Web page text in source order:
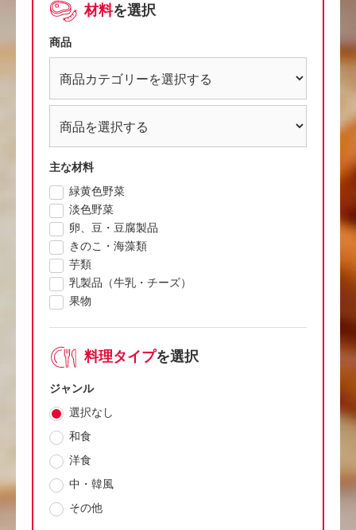
材料を選択
商品
主な材料
緑黄色野菜
淡色野菜
卵、豆・豆腐製品
きのこ・海藻類
芋類
乳製品（牛乳・チーズ）
果物
料理タイプを選択
ジャンル
選択なし
和食
洋食
中・韓風
その他